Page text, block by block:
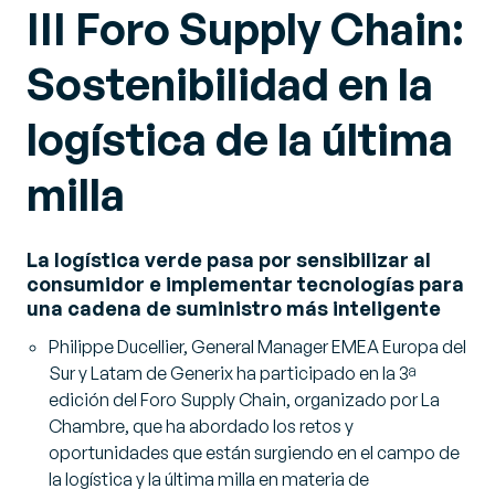
III Foro Supply Chain:
Sostenibilidad en la
logística de la última
milla
La logística verde pasa por sensibilizar al
consumidor e implementar tecnologías para
una cadena de suministro más inteligente
Philippe Ducellier, General Manager EMEA Europa del
Sur y Latam de Generix ha participado en la 3ª
edición del Foro Supply Chain, organizado por La
Chambre, que ha abordado los retos y
oportunidades que están surgiendo en el campo de
la logística y la última milla en materia de